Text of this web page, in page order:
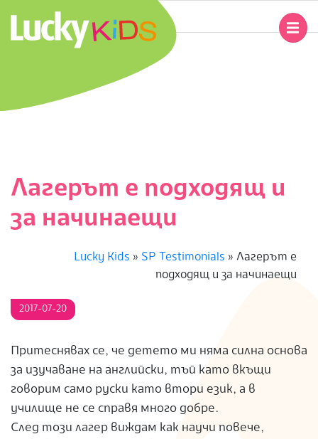
content
U
K
Y
D
S
Лагерът е подходящ и
за начинаещи
Lucky Kids » SP Testimonials » Лагерът е
подходящ и за начинаещи
2017-07-20
Притеснявах се, че детето ми няма силна основа
за изучаване на английски, тъй като вкъщи
говорим само руски като втори език, а в
училище не се справя много добре.
След този лагер виждам как научи повече,